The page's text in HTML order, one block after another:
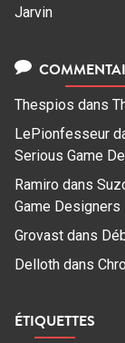
Jarvin
Thespios dans
LePionfesseur
Serious Game
Ramiro dans
Game Designers
Grovast dans
Delloth dans
ÉTIQUETTES